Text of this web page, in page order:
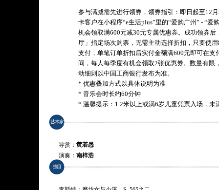
参与满减需先进行领券，领券指引：即日起至12
卡客户在小程序“e生活plus”里的“爱购广州” - “爱
机会领取满600元减30元专属优惠券。成功领券
厅」指定场次购票，无需主动选择折扣，只要使
支付，单笔订单折扣后实付金额满600元即可在支
间，每人每季度有机会领取2张优惠券。数量有限
动细则以中国工商银行发布为准。
* 优惠叠加方式以具体说明为准
* 音乐会时长约60分钟
* 温馨提示：1.2米以上或满6岁儿童凭票入场，未
导赏： 黄若愚
演奏： 南梓浩